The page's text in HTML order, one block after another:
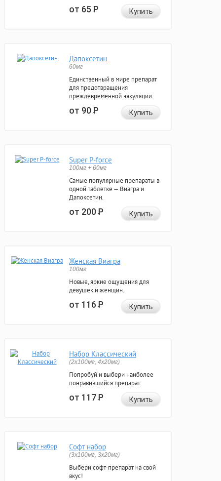
от 65Р Купить
Дапоксетин
60мг
Единственный в мире препарат
для предотвращения
преждевременной эякуляции.
от 90Р Купить
Super P-force
100мг + 60мг
Самые популярные препараты в
одной таблетке — Виагра и
Дапоксетин.
от 200Р Купить
Женская Виагра
100мг
Новые, яркие ощущения для
девушек и женщин.
от 116Р Купить
Набор Классический
(2x100мг, 4x20мг)
Попробуй и выбери наиболее
понравившийся препарат.
от 117Р Купить
Софт набор
(3x100мг, 3x20мг)
Выбери софт-препарат на свой
вкус!